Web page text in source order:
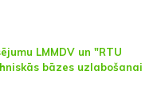
LMMDV un "RTU
bāzes uzlabošanai